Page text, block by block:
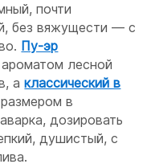
почти
без вяжущести — с
Пу-эр
лесной
аклассический в
в
дозировать
душистый, с